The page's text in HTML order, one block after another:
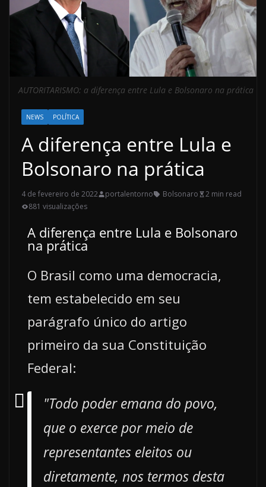
AUTORITARISMO: a diferença entre Lula e Bolsonaro na prática
NEWS POLÍTICA
A diferença entre Lula e
Bolsonaro na prática
4 de fevereiro de 2022 portalentorno Bolsonaro
2 min read
881 visualizações
A diferença entre Lula e Bolsonaro
na prática
O Brasil como uma democracia,
tem estabelecido em seu
parágrafo único do artigo
primeiro da sua Constituição
Federal:
"Todo poder emana do povo,
que o exerce por meio de
representantes eleitos ou
diretamente, nos termos desta